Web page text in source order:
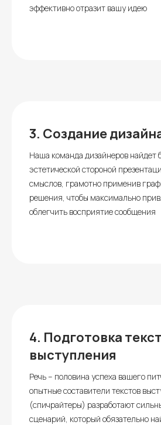
эффективно отразит вашу идею
3. Создание
Наша команда дизайнеров найдет
эстетической стороной
смыслов, грамотно применив
решения, чтобы максимально
облегчить восприятие сообщения
4. Подготовка
выступления
Речь – половина успеха вашего
опытные составители текстов
(спичрайтеры) разработают
сценарий, который обязательно